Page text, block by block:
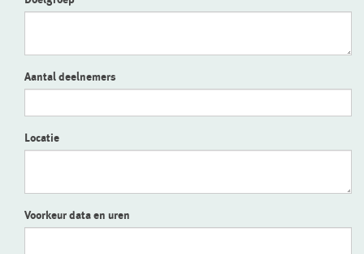
Aantal deelnemers
Locatie
Voorkeur data en uren